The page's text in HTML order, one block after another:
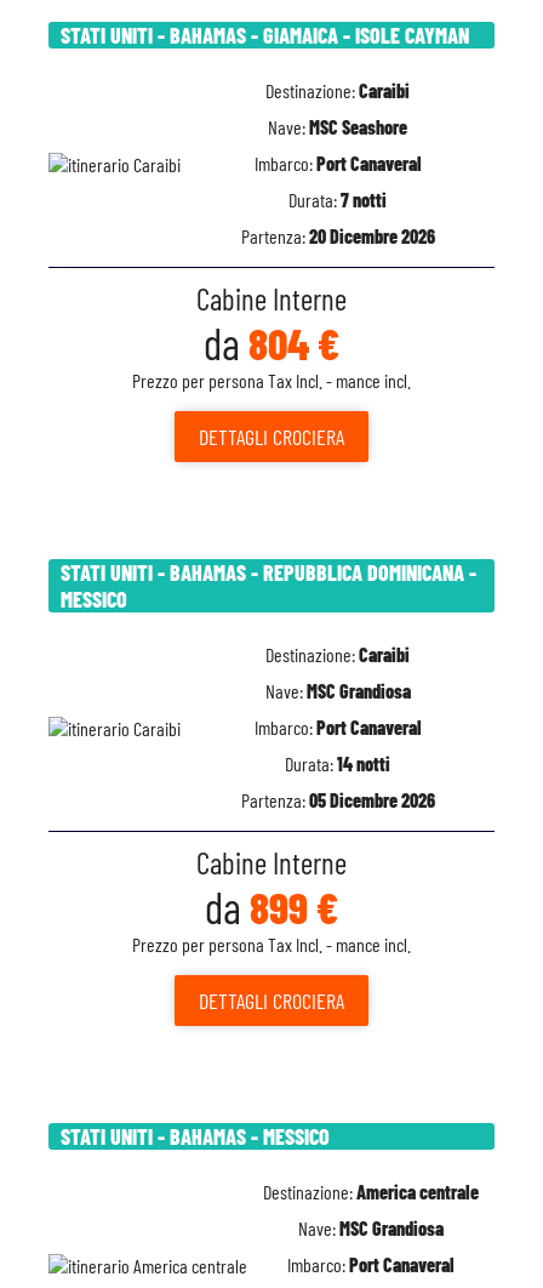
STATI UNITI - BAHAMAS - GIAMAICA - ISOLE CAYMAN
Destinazione:Caraibi
Nave:MSC Seashore
Imbarco:Port Canaveral
Durata:7 notti
Partenza:20 Dicembre 2026
Cabine Interne
da 804 €
Prezzo per persona Tax Incl. - mance incl.
DETTAGLI CROCIERA
STATI UNITI - BAHAMAS - REPUBBLICA DOMINICANA -
MESSICO
Destinazione:Caraibi
Nave:MSC Grandiosa
Imbarco:Port Canaveral
Durata:14 notti
Partenza:05 Dicembre 2026
Cabine Interne
da 899 €
Prezzo per persona Tax Incl. - mance incl.
DETTAGLI CROCIERA
STATI UNITI - BAHAMAS - MESSICO
Destinazione:America centrale
Nave:MSC Grandiosa
Imbarco:Port Canaveral